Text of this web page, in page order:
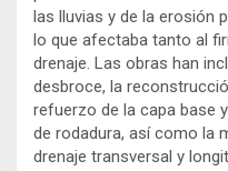
las lluvias y de la erosión
lo que afectaba tanto al
drenaje. Las obras han
desbroce, la
refuerzo de la capa base
de rodadura, así como la
drenaje transversal y